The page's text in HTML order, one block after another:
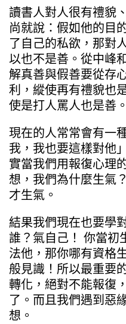
讀書人對人很有禮貌
尚就說：假如他的目
了自己的私欲，那對
以也不是善。從中峰
解真善與假善要從存
利，縱使再有禮貌也
使是打人罵人也是善。
現在的人常常會有一
我，我也要這樣對他
實當我們用報復心理
想，我們為什麼生氣
才生氣。
結果我們現在也要學
誰？氣自己！ 你當初
法他，那你哪有資格
般見識！所以最重要
轉化，絕對不能報復
了。而且我們遇到惡
想。